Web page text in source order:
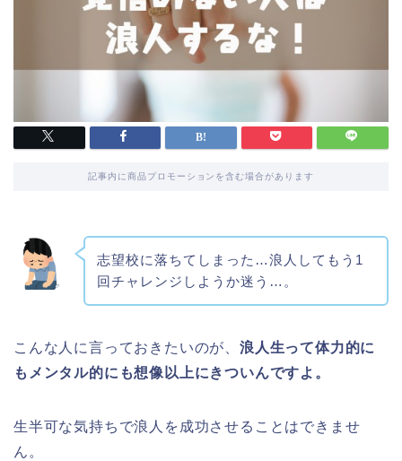
記事内に商品プロモーションを含む場合があります
志望校に落ちてしまった…浪人してもう1
回チャレンジしようか迷う…。
こんな人に言っておきたいのが、 浪人生って体力的に
もメンタル的にも想像以上にきついんですよ。
生半可な気持ちで浪人を成功させることはできませ
ん。